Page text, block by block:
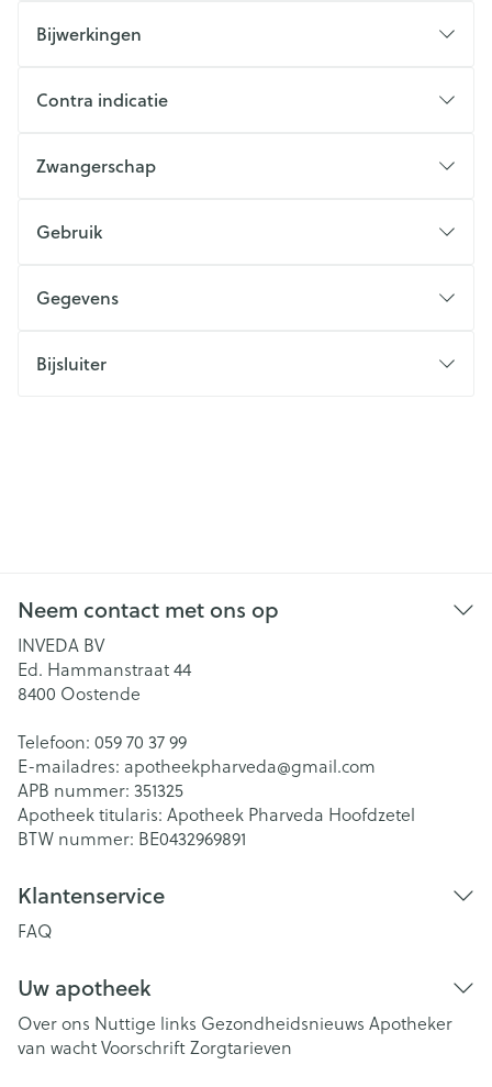
Bijwerkingen
Contra indicatie
Zwangerschap
Gebruik
Gegevens
Bijsluiter
Neem contact met ons op
INVEDA BV
Ed. Hammanstraat 44
8400 Oostende
Telefoon: 059 70 37 99
E-mailadres: apotheekpharveda@gmail.com
APB nummer: 351325
Apotheek titularis: Apotheek Pharveda Hoofdzetel
BTW nummer: BE0432969891
Klantenservice
FAQ
Uw apotheek
Over ons Nuttige links Gezondheidsnieuws Apotheker
van wachtVoorschriftZorgtarieven